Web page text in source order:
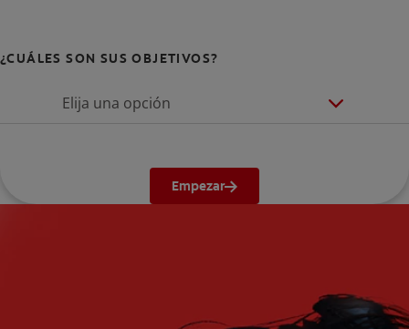
¿CUÁLES SON SUS OBJETIVOS?
Elija una opción
Empezar